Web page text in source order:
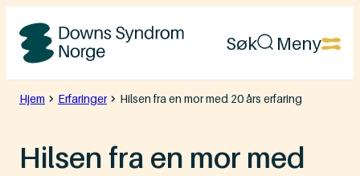
Hopp
Downs
Syndrom
Søk Meny
Hjem Erfaringer Hilsen fra en mor med 20 års erfaring
Hilsen fra en mor med